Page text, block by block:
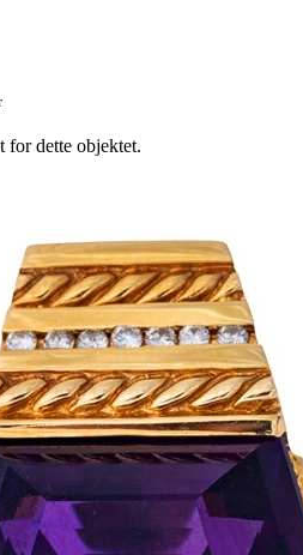
for dette objektet.